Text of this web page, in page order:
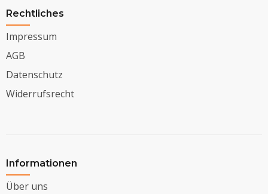
Rechtliches
Impressum
AGB
Datenschutz
Widerrufsrecht
Informationen
Über uns